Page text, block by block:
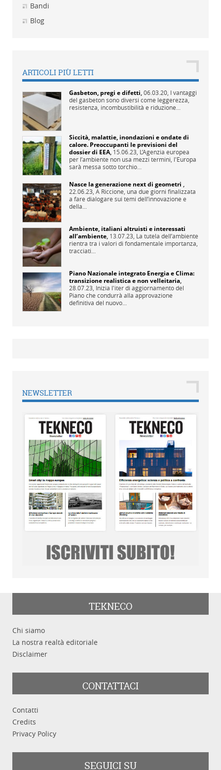
Bandi
Blog
ARTICOLI PIÙ LETTI
Gasbeton, pregi e difetti,06.03.20, I vantaggi
del gasbeton sono diversi come leggerezza,
resistenza, incombustibilità e riduzione...
Siccità, malattie, inondazioni e ondate di
calore. Preoccupanti le previsioni del
dossier di EEA, 15.06.23, L’Agenzia europea
per l’ambiente non usa mezzi termini, l'Europa
sarà messa sotto torchio...
Nasce la generazione next di geometri ,
22.06.23, A Riccione, una due giorni finalizzata
a fare dialogare sui temi dell’innovazione e
della...
Ambiente, italiani altruisti e interessati
all’ambiente, 13.07.23, La tutela dell’ambiente
rientra tra i valori di fondamentale importanza,
tracciati...
Piano Nazionale integrato Energia e Clima:
transizione realistica e non velleitaria,
28.07.23, Inizia l'iter di aggiornamento del
Piano che condurrà alla approvazione
definitiva del nuovo...
NEWSLETTER
TEKNECO
Chi siamo
La nostra realtà editoriale
Disclaimer
CONTATTACI
Contatti
Credits
Privacy Policy
SEGUICI SU